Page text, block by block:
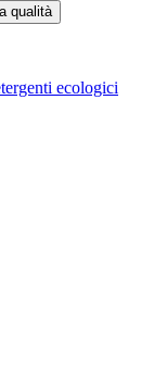
ecologici